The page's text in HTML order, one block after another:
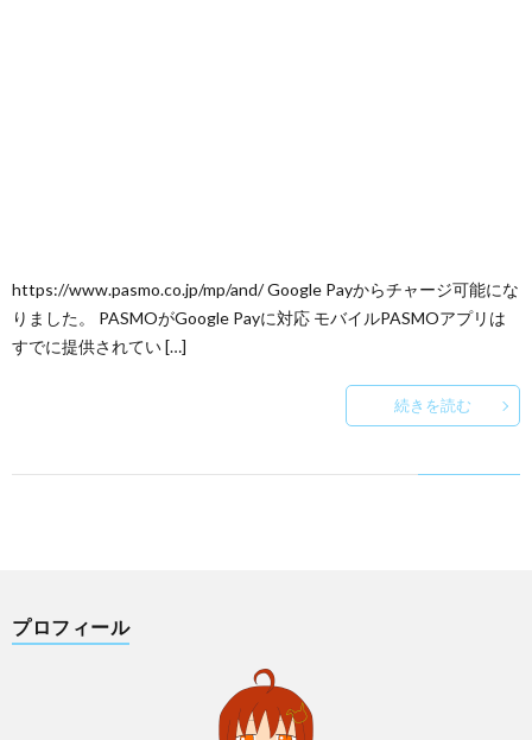
https://www.pasmo.co.jp/mp/and/ Google Payからチャージ可能にな
りました。 PASMOがGoogle Payに対応 モバイルPASMOアプリは
すでに提供されてい […]
続きを読む
プロフィール